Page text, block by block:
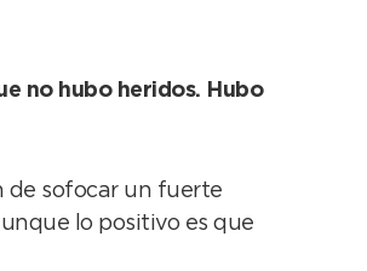
no hubo heridos. Hubo
de sofocar un fuerte
lo positivo es que